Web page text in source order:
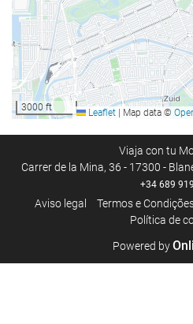
Centro de Negócios
Internet
Wi-Fi gratuito
Serviço de limpeza
3000 ft Leaflet | Map data ©
Viaja con tu
Carrer de la Mina, 36 - 17300 -
+34 689
Aviso legal Termos e
Política de
Powered by